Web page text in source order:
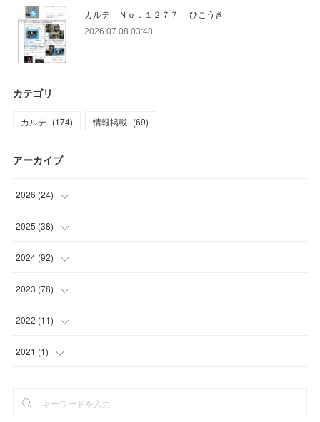
カルテ Ｎｏ．１２７７ ひこうき
2026.07.08 03:48
カテゴリ
カルテ (174) 情報掲載 (69)
アーカイブ
2026 (24)
(4
(2
(1
(3
(3)
2025 (38)
(3
(1
(3
(
(3)
2024 (92)
(4
(4
(
(7)
2023 (78)
(6
( )
(1
2022 (11)
( )
(
2021 (1)